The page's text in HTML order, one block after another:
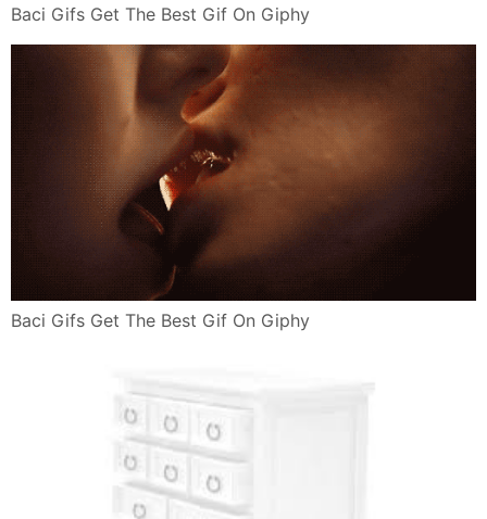
Baci Gifs Get The Best Gif On Giphy
Baci Gifs Get The Best Gif On Giphy